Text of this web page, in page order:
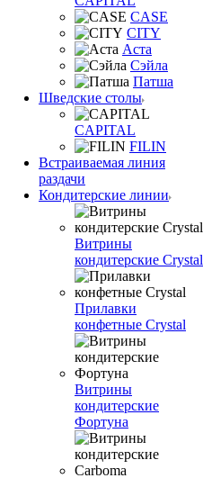
CASE
CITY
Аста
Сэйла
Патша
Шведские столы
CAPITAL
FILIN
Встраиваемая линия
раздачи
Кондитерские линии
Витрины
кондитерские Crystal
Прилавки
конфетные Crystal
Витрины
кондитерские
Фортуна